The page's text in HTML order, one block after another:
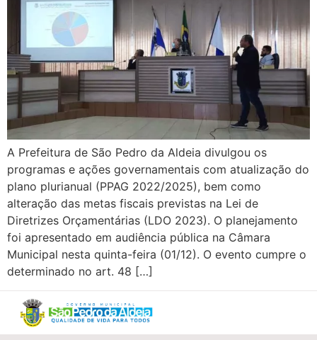
A Prefeitura de São Pedro da Aldeia divulgou os
programas e ações governamentais com atualização do
plano plurianual (PPAG 2022/2025), bem como
alteração das metas fiscais previstas na Lei de
Diretrizes Orçamentárias (LDO 2023). O planejamento
foi apresentado em audiência pública na Câmara
Municipal nesta quinta-feira (01/12). O evento cumpre o
determinado no art. 48 […]